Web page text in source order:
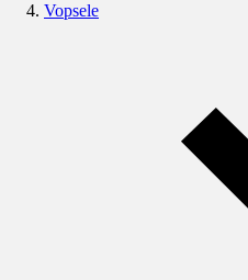
Vopsele